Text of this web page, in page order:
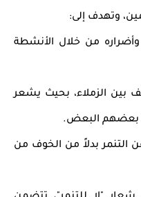
وتهدف إلى:
من خلال الأنشطة
بين الزملاء، بحيث يشعر
بعضهم البعض.
التنمر بدلاً من الخوف من